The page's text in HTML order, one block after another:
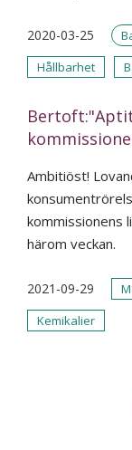
2020-03-25
Hållbarhet
Ambitiöst!
kommissionens
härom veckan.
2021-09-29
Kemikalier